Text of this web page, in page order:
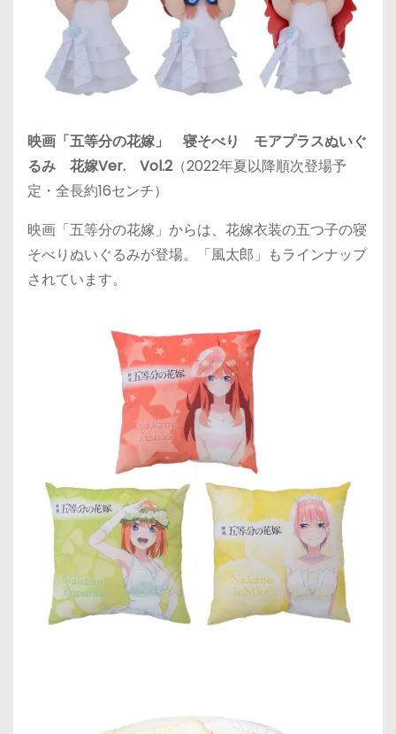
映画「五等分の花嫁」 寝そべり モアプラスぬいぐ
るみ 花嫁Ver. Vol.2（2022年夏以降順次登場予
定・全長約16センチ）
映画「五等分の花嫁」からは、花嫁衣装の五つ子の寝
そべりぬいぐるみが登場。「風太郎」もラインナップ
されています。